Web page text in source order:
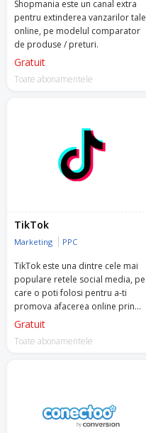
Shopmania este un canal extra
pentru extinderea vanzarilor tale
online, pe modelul comparator
de produse / preturi.
Gratuit
Toate abonamentele
TikTok
Marketing PPC
TikTok este una dintre cele mai
populare retele social media, pe
care o poti folosi pentru a-ti
promova afacerea online prin
video-uri scurte, organic sau
Gratuit
Toate abonamentele